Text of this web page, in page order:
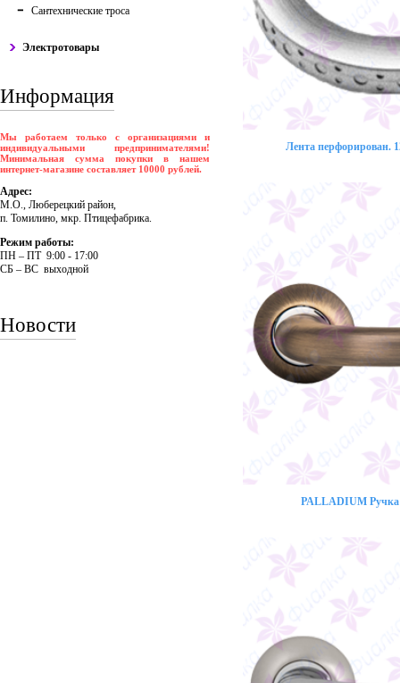
Сантехнические троса
Электротовары
Информация
Мы работаем только с организациями и
индивидуальными предпринимателями!
Минимальная сумма покупки в нашем
интернет-магазине составляет 10000 рублей.
Адрес:
М.О., Люберецкий район,
п. Томилино, мкр. Птицефабрика.
Режим работы:
ПH – ПT 9:00 - 17:00
CБ – BC выходной
Новости
Лента перфорирован.
PALLADIUM Ручка